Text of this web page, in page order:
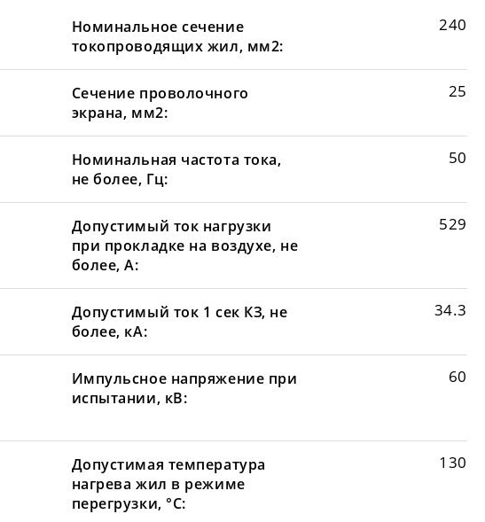
Номинальное сечение
токопроводящих жил, мм2:
240
Сечение проволочного
экрана, мм2:
25
Номинальная частота тока,
не более, Гц:
50
Допустимый ток нагрузки
при прокладке на воздухе, не
более, А:
529
Допустимый ток 1 сек КЗ, не
более, кА:
34.3
Импульсное напряжение при
испытании, кВ:
60
Допустимая температура
нагрева жил в режиме
перегрузки, °С:
130